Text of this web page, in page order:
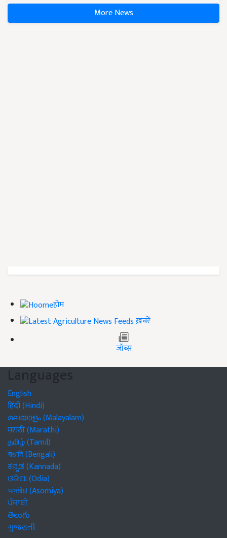
More News
होम
ख़बरें
जॉब्स
Languages
English
हिंदी (Hindi)
മലയാളം (Malayalam)
मराठी (Marathi)
தமிழ் (Tamil)
বাঙালি (Bengali)
ಕನ್ನಡ (Kannada)
ଓଡିଆ (Odia)
অসমীয়া (Asomiya)
ਪੰਜਾਬੀ
తెలుగు
ગુજરાતી